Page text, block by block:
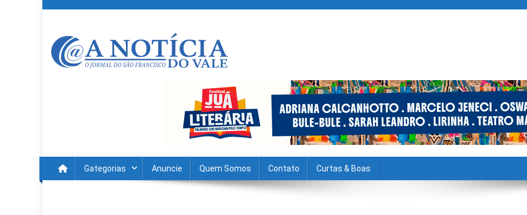
content
Gategorias Anuncie Quem Somos Contato Curtas & Boas